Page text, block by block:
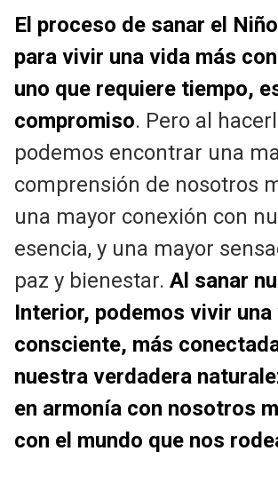
El proceso de sanar el
para vivir una vida más
uno que requiere tiempo,
compromiso. Pero al
podemos encontrar una
comprensión de nosotros
una mayor conexión con
esencia, y una mayor
paz y bienestar. Al sanar
Interior, podemos vivir una
consciente, más
nuestra verdadera
en armonía con nosotros
con el mundo que nos